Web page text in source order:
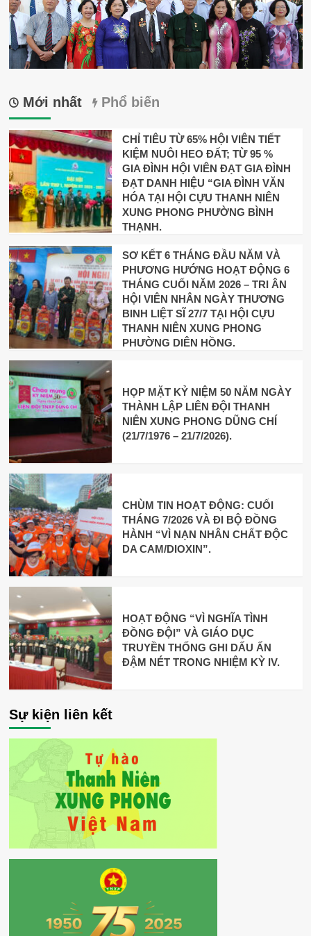
Mới nhất Phổ biến
CHỈ TIÊU TỪ 65% HỘI VIÊN TIẾT
KIỆM NUÔI HEO ĐẤT; TỪ 95 %
GIA ĐÌNH HỘI VIÊN ĐẠT GIA ĐÌNH
ĐẠT DANH HIỆU “GIA ĐÌNH VĂN
HÓA TẠI HỘI CỰU THANH NIÊN
XUNG PHONG PHƯỜNG BÌNH
THẠNH.
SƠ KẾT 6 THÁNG ĐẦU NĂM VÀ
PHƯƠNG HƯỚNG HOẠT ĐỘNG 6
THÁNG CUỐI NĂM 2026 – TRI ÂN
HỘI VIÊN NHÂN NGÀY THƯƠNG
BINH LIỆT SĨ 27/7 TẠI HỘI CỰU
THANH NIÊN XUNG PHONG
PHƯỜNG DIÊN HỒNG.
HỌP MẶT KỶ NIỆM 50 NĂM NGÀY
THÀNH LẬP LIÊN ĐỘI THANH
NIÊN XUNG PHONG DŨNG CHÍ
(21/7/1976 – 21/7/2026).
CHÙM TIN HOẠT ĐỘNG: CUỐI
THÁNG 7/2026 VÀ ĐI BỘ ĐỒNG
HÀNH “VÌ NẠN NHÂN CHẤT ĐỘC
DA CAM/DIOXIN”.
HOẠT ĐỘNG “VÌ NGHĨA TÌNH
ĐỒNG ĐỘI” VÀ GIÁO DỤC
TRUYỀN THỐNG GHI DẤU ẤN
ĐẬM NÉT TRONG NHIỆM KỲ IV.
Sự kiện liên kết